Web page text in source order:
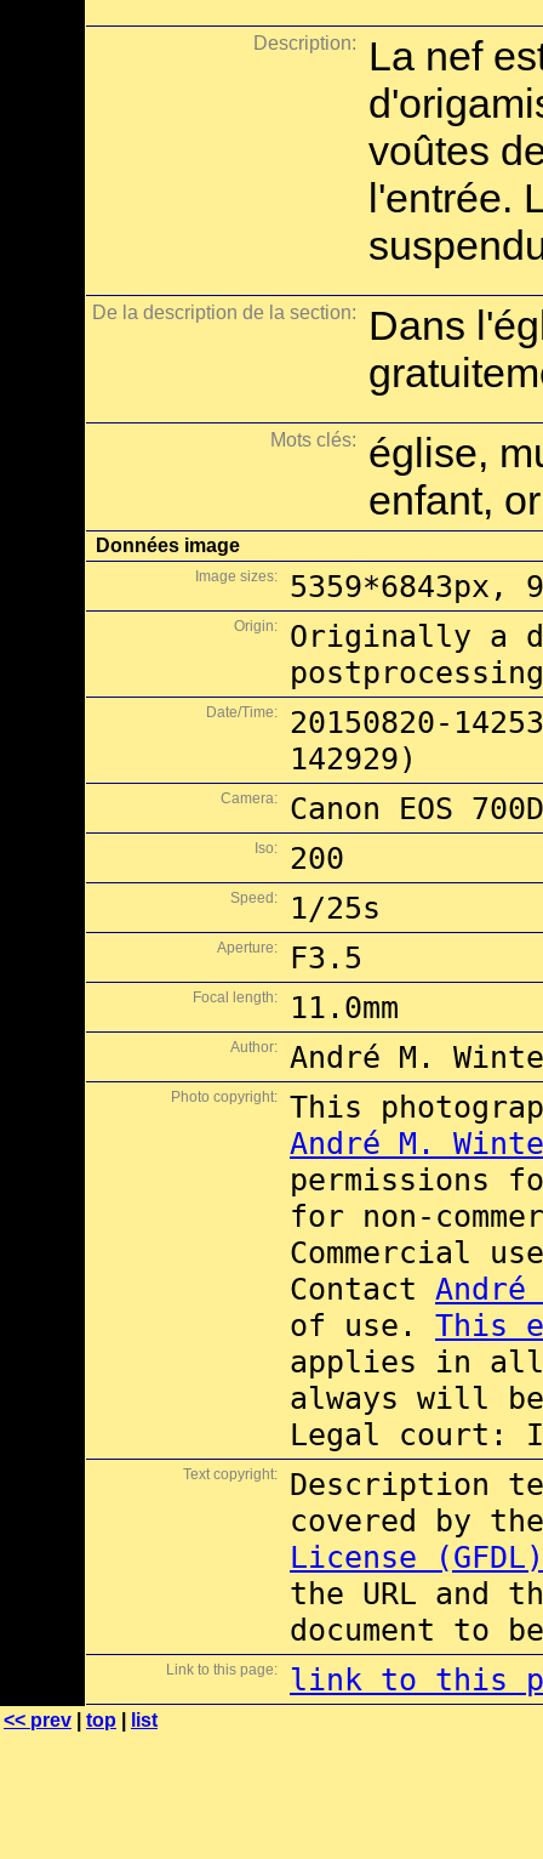
Description:
La nef
voûtes
l'entrée.
De la description de la section:
Dans
Mots clés:
église,
enfant,
Données image
Image sizes: 5359*6843px,
Origin:
Originally a
postprocessing
Date/Time:
20150820-
142929)
Camera: Canon EOS 700D
Iso: 200
Speed: 1/25s
Aperture: F3.5
Focal length: 11.0mm
Author: André M.
Photo copyright:
This
André M.
permissions
for non-
Commercial
Contact
of use. This
applies in all
always will
Legal court:
Text copyright:
Description
covered by
License (GFDL)
the URL and
document to
Link to this page: link to this
<< prev top list